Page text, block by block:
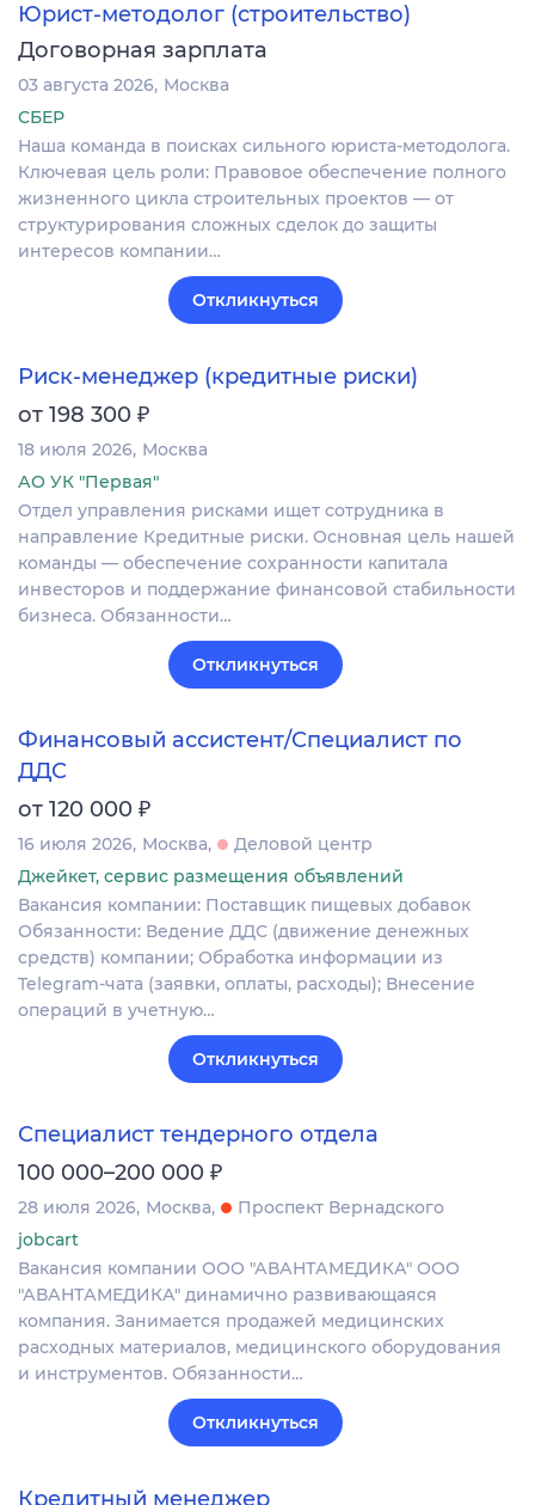
Юрист-методолог (строительство)
Договорная зарплата
03 августа 2026 Москва
СБЕР
Наша команда в поисках сильного юриста-методолога.
Ключевая цель роли: Правовое обеспечение полного
жизненного цикла строительных проектов — от
структурирования сложных сделок до защиты
интересов компании…
Откликнуться
Риск-менеджер (кредитные риски)
от 198 300 ₽
18 июля 2026 Москва
АО УК "Первая"
Отдел управления рисками ищет сотрудника в
направление Кредитные риски. Основная цель нашей
команды — обеспечение сохранности капитала
инвесторов и поддержание финансовой стабильности
бизнеса. Обязанности…
Откликнуться
Финансовый ассистент/Специалист по
ДДС
от 120 000 ₽
16 июля 2026 Москва
Деловой центр
Джейкет, сервис размещения объявлений
Вакансия компании: Поставщик пищевых добавок
Обязанности: Ведение ДДС (движение денежных
средств) компании; Обработка информации из
Telegram-чата (заявки, оплаты, расходы); Внесение
операций в учетную…
Откликнуться
Специалист тендерного отдела
100 000–200 000 ₽
28 июля 2026 Москва
Проспект Вернадского
jobcart
Вакансия компании ООО "АВАНТАМЕДИКА" ООО
"АВАНТАМЕДИКА" динамично развивающаяся
компания. Занимается продажей медицинских
расходных материалов, медицинского оборудования
и инструментов. Обязанности…
Откликнуться
Кредитный менеджер